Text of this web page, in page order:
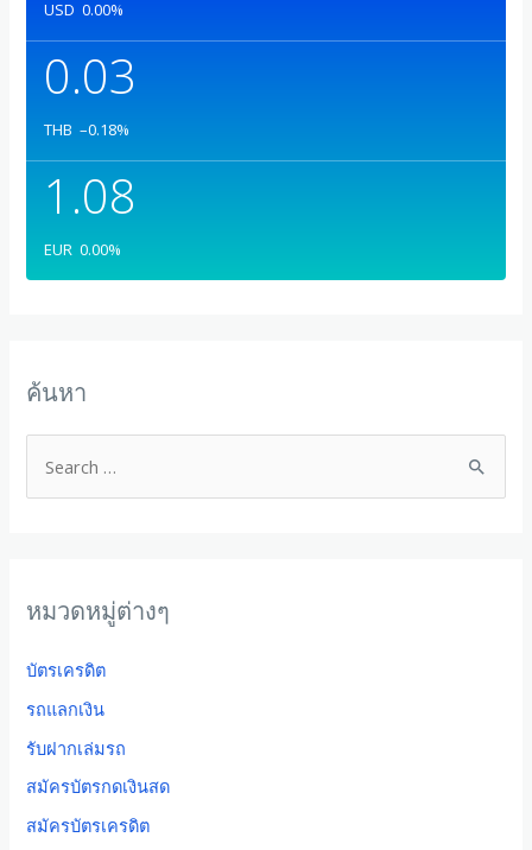
USD 0.00%
0.03
THB –0.18%
1.08
EUR 0.00%
ค้นหา
หมวดหมู่ต่างๆ
บัตรเครดิต
รถแลกเงิน
รับฝากเล่มรถ
สมัครบัตรกดเงินสด
สมัครบัตรเครดิต